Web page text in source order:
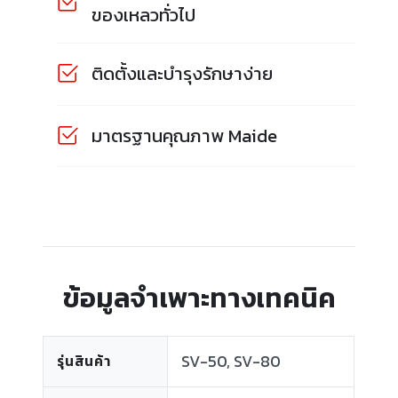
ของเหลวทั่วไป
ติดตั้งและบำรุงรักษาง่าย
มาตรฐานคุณภาพ Maide
ข้อมูลจำเพาะทางเทคนิค
รุ่นสินค้า SV-50, SV-80